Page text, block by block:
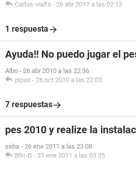
Carlos-vialfa - 26 abr 2017 a las 02:13
1 respuesta
Ayuda!! No puedo jugar el
Albo - 26 abr 2010 a las 22:36
pipas - 26 oct 2010 a las 22:03
7 respuestas
pes 2010 y realize la
seba - 26 ene 2011 a las 23:08
Blin-D - 27 ene 2011 a las 03:35